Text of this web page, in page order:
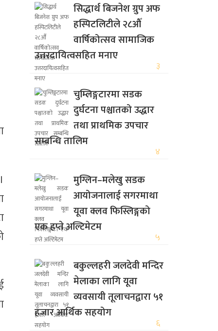
सिद्धार्थ बिजनेश ग्रुप अफ
हस्पिटलिटीले २८औँ
वार्षिकोत्सव सामाजिक
उत्तरदायित्वसहित मनाए
३
चुम्लिङ्गटारमा सडक
दुर्घटना पश्चातको उद्धार
तथा प्राथमिक उपचार
सम्बन्धि तालिम
४
मुग्लिन–मलेखु सडक
आयोजनालाई सगरमाथा
यूवा क्लव फिस्लिङ्गको
एक हप्ते अल्टिमेटम
५
बकुल्लहरी जलदेवी मन्दिर
मेलाका लागि यूवा
व्यवसायी तूलाचनद्वारा ५१
हजार आर्थिक सहयोग
६